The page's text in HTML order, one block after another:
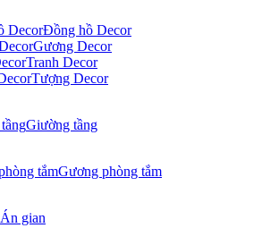
Đồng hồ Decor
Gương Decor
Tranh Decor
Tượng Decor
Giường tầng
Gương phòng tắm
Án gian